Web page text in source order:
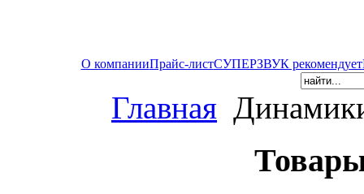
О компанииПрайс-листСУПЕРЗВУК рекомендует
Главная